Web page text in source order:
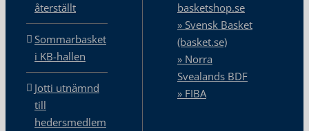
återställt
Sommarbasket
i KB-hallen
Jotti utnämnd
till
hedersmedlem
basketshop.se
» Svensk Basket
(basket.se)
» Norra
Svealands BDF
» FIBA